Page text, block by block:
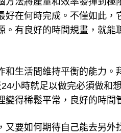
在何時完成。不僅如此
。有良好的時間規畫，就
生活間維持平衡的能力。
小時就足以做完必須做和
得稀鬆平常，良好的時間
要如何期待自己能去另外